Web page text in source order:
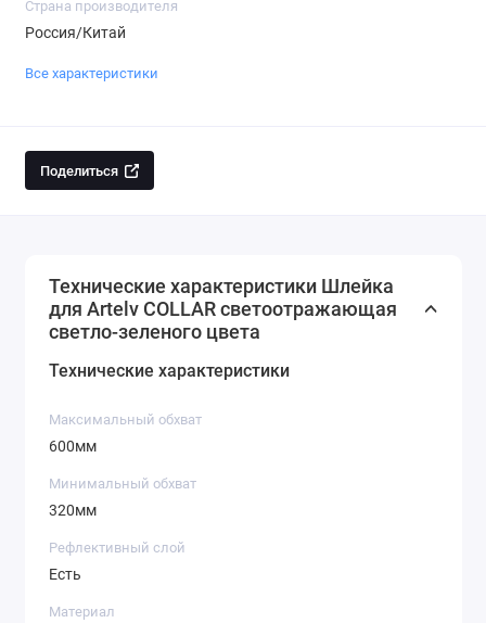
Страна производителя
Россия/Китай
Все характеристики
Поделиться
Технические характеристики Шлейка
для Artelv COLLAR светоотражающая
светло-зеленого цвета
Технические характеристики
Максимальный обхват
600мм
Минимальный обхват
320мм
Рефлективный слой
Есть
Материал